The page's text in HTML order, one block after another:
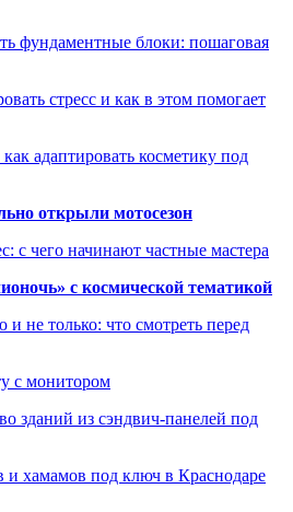
фундаментные блоки: пошаговая
стресс и как в этом помогает
адаптировать косметику под
открыли мотосезон
с чего начинают частные мастера
с космической тематикой
не только: что смотреть перед
с монитором
зданий из сэндвич-панелей под
и хамамов под ключ в Краснодаре